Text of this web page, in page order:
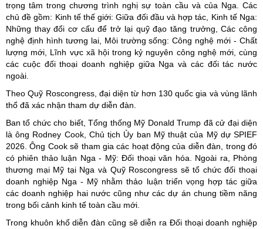
trọng tâm trong chương trình nghị sự toàn cầu và của Nga. Các
chủ đề gồm: Kinh tế thế giới: Giữa đối đầu và hợp tác, Kinh tế Nga:
Những thay đổi cơ cấu để trở lại quỹ đạo tăng trưởng, Các công
nghệ định hình tương lai, Môi trường sống: Công nghệ mới - Chất
lượng mới, Lĩnh vực xã hội trong kỷ nguyên công nghệ mới, cùng
các cuộc đối thoại doanh nghiệp giữa Nga và các đối tác nước
ngoài.
Theo Quỹ Roscongress, đại diện từ hơn 130 quốc gia và vùng lãnh
thổ đã xác nhận tham dự diễn đàn.
Ban tổ chức cho biết, Tổng thống Mỹ Donald Trump đã cử đại diện
là ông Rodney Cook, Chủ tịch Ủy ban Mỹ thuật của Mỹ dự SPIEF
2026. Ông Cook sẽ tham gia các hoạt động của diễn đàn, trong đó
có phiên thảo luận Nga - Mỹ: Đối thoại văn hóa. Ngoài ra, Phòng
thương mại Mỹ tại Nga và Quỹ Roscongress sẽ tổ chức đối thoại
doanh nghiệp Nga - Mỹ nhằm thảo luận triển vọng hợp tác giữa
các doanh nghiệp hai nước cũng như các dự án chung tiềm năng
trong bối cảnh kinh tế toàn cầu mới.
Trong khuôn khổ diễn đàn cũng sẽ diễn ra Đối thoại doanh nghiệp